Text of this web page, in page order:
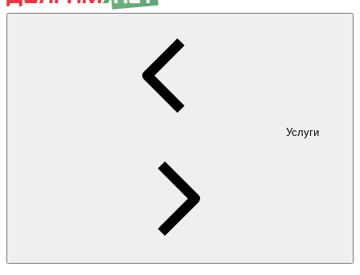
Услуги